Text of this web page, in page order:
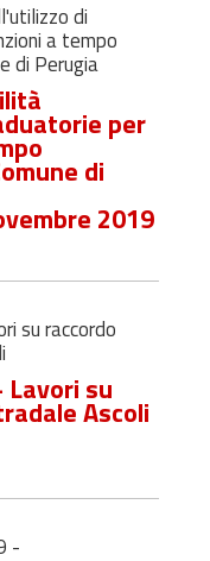
di
a tempo
di Perugia
per
di
2019
su raccordo
Lavori su
Ascoli
-